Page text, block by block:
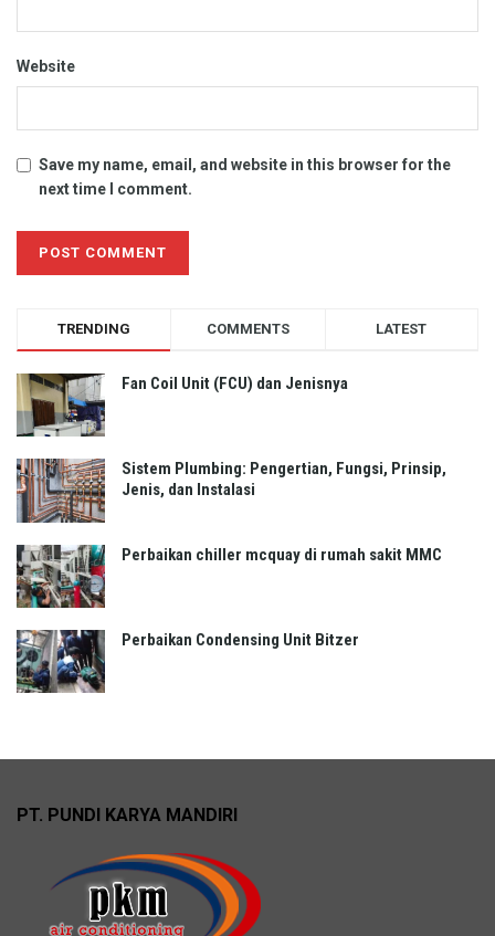
Website
Save my name, email, and website in this browser for the
next time I comment.
TRENDING COMMENTS LATEST
Fan Coil Unit (FCU) dan Jenisnya
Sistem Plumbing: Pengertian, Fungsi, Prinsip,
Jenis, dan Instalasi
Perbaikan chiller mcquay di rumah sakit MMC
Perbaikan Condensing Unit Bitzer
PT. PUNDI KARYA MANDIRI